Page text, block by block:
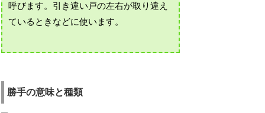
呼びます。引き違い戸の左右が取り違え
ているときなどに使います。
勝手の意味と種類